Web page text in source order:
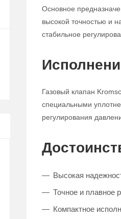
Основное
высокой точностью и
стабильное
Газовый клапан
специальными
регулирования
Высокая
Точное и плавное
Компактное